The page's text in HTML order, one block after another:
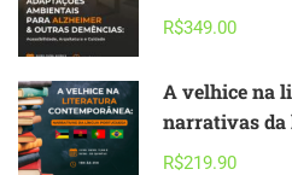
Demências –
R$349.00
A velhice na
narrativas da
de Leitura
R$219.90